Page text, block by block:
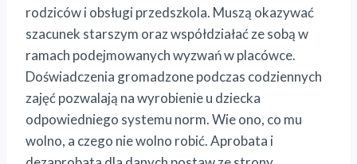
rodziców i obsługi przedszkola. Muszą okazywać
szacunek starszym oraz współdziałać ze sobą w
ramach podejmowanych wyzwań w placówce.
Doświadczenia gromadzone podczas codziennych
zajęć pozwalają na wyrobienie u dziecka
odpowiedniego systemu norm. Wie ono, co mu
wolno, a czego nie wolno robić. Aprobata i